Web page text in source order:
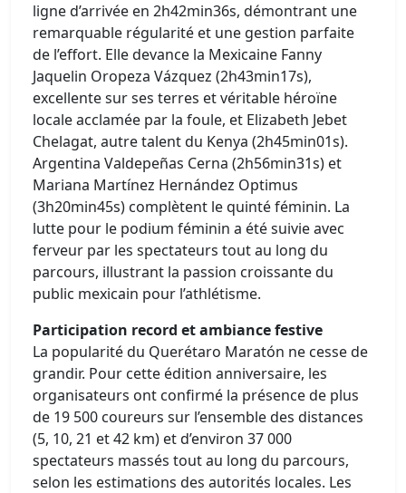
ligne d’arrivée en 2h42min36s, démontrant une
remarquable régularité et une gestion parfaite
de l’effort. Elle devance la Mexicaine Fanny
Jaquelin Oropeza Vázquez (2h43min17s),
excellente sur ses terres et véritable héroïne
locale acclamée par la foule, et Elizabeth Jebet
Chelagat, autre talent du Kenya (2h45min01s).
Argentina Valdepeñas Cerna (2h56min31s) et
Mariana Martínez Hernández Optimus
(3h20min45s) complètent le quinté féminin. La
lutte pour le podium féminin a été suivie avec
ferveur par les spectateurs tout au long du
parcours, illustrant la passion croissante du
public mexicain pour l’athlétisme.
Participation record et ambiance festive
La popularité du Querétaro Maratón ne cesse de
grandir. Pour cette édition anniversaire, les
organisateurs ont confirmé la présence de plus
de 19 500 coureurs sur l’ensemble des distances
(5, 10, 21 et 42 km) et d’environ 37 000
spectateurs massés tout au long du parcours,
selon les estimations des autorités locales. Les